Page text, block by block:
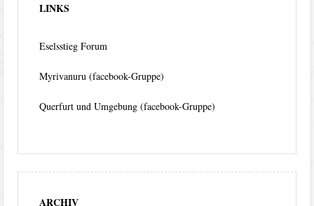
LINKS
Eselsstieg Forum
Myrivanuru (facebook-Gruppe)
Querfurt und Umgebung (facebook-Gruppe)
ARCHIV